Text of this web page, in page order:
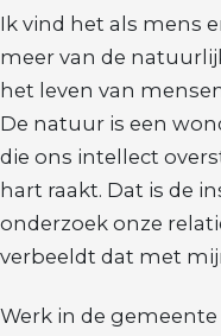
Ik vind het als mens
meer van de
het leven van
De natuur is een
die ons intellect
hart raakt. Dat is de
onderzoek onze
verbeeldt dat met
Werk in de